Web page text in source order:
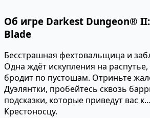
Об игре Darkest Dungeon®
Blade
Бесстрашная фехтовальщица и
Одна ждёт искупления на
бродит по пустошам. Отриньте
Дуэлянтки, пробейтесь сквозь
подсказки, которые приведут вас
Крестоносцу.